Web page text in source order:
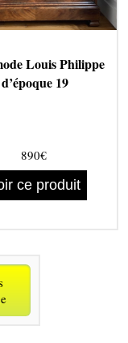
Louis Philippe
d’époque 19
890€
ce produit